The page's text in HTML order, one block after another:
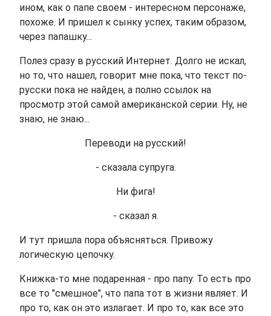
ином, как о папе своем - интересном персонаже,
похоже. И пришел к сынку успех, таким образом,
через папашку...
Полез сразу в русский Интернет. Долго не искал,
но то, что нашел, говорит мне пока, что текст по-
русски пока не найден, а полно ссылок на
просмотр этой самой американской серии. Ну, не
знаю, не знаю...
Переводи на русский!
- сказала супруга.
Ни фига!
- сказал я.
И тут пришла пора объясняться. Привожу
логическую цепочку.
Книжка-то мне подаренная - про папу. То есть про
все то "смешное", что папа тот в жизни являет. И
про то, как он это излагает. И про то, как все это